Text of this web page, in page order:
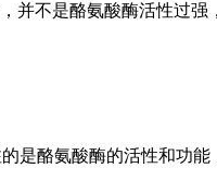
并不是酪氨酸酶活性过
是酪氨酸酶的活性和功